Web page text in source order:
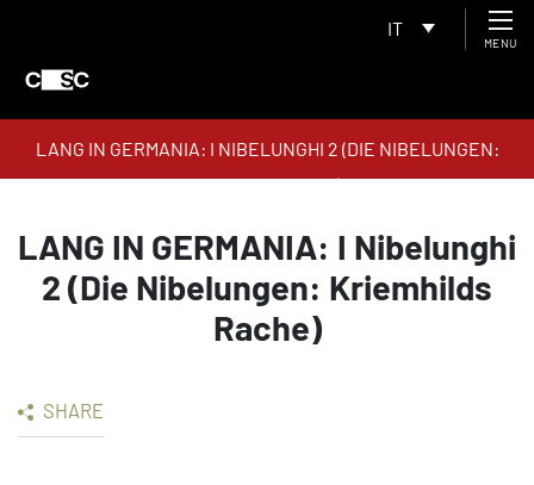
IT
MENU
LANG IN GERMANIA: I NIBELUNGHI 2 (DIE NIBELUNGEN:
KRIEMHILDS RACHE)
LANG IN GERMANIA: I Nibelunghi
2 (Die Nibelungen: Kriemhilds
Rache)
SHARE